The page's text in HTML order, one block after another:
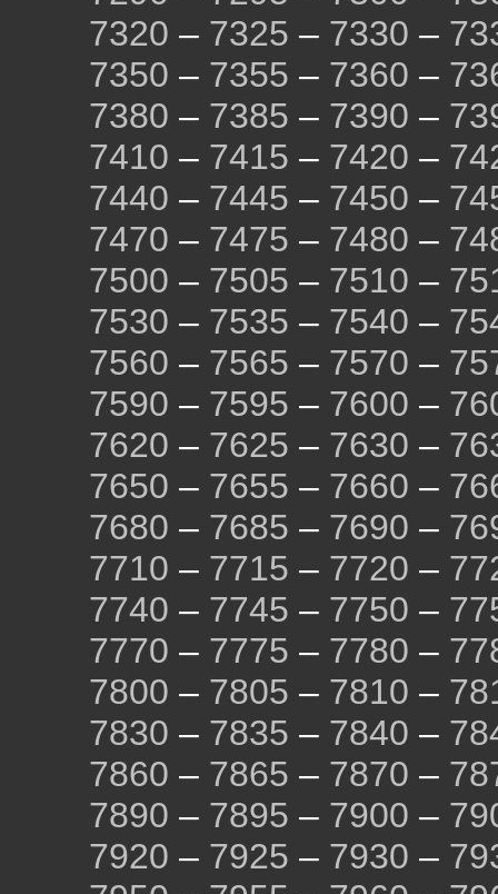
7320 – 7325 – 7330 –
7350 – 7355 – 7360 –
7380 – 7385 – 7390 –
7410 – 7415 – 7420 –
7440 – 7445 – 7450 –
7470 – 7475 – 7480 –
7500 – 7505 – 7510 –
7530 – 7535 – 7540 –
7560 – 7565 – 7570 –
7590 – 7595 – 7600 –
7620 – 7625 – 7630 –
7650 – 7655 – 7660 –
7680 – 7685 – 7690 –
7710 – 7715 – 7720 –
7740 – 7745 – 7750 –
7770 – 7775 – 7780 –
7800 – 7805 – 7810 –
7830 – 7835 – 7840 –
7860 – 7865 – 7870 –
7890 – 7895 – 7900 –
7920 – 7925 – 7930 –